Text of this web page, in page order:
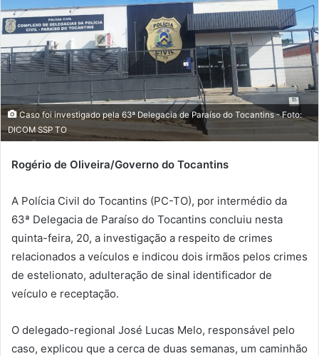
m
m
a
i
l
Caso foi investigado pela 63ª Delegacia de Paraíso do Tocantins - Foto:
DICOM SSP TO
Rogério de Oliveira/Governo do Tocantins
A Polícia Civil do Tocantins (PC-TO), por intermédio da
63ª Delegacia de Paraíso do Tocantins concluiu nesta
quinta-feira, 20, a investigação a respeito de crimes
relacionados a veículos e indicou dois irmãos pelos crimes
de estelionato, adulteração de sinal identificador de
veículo e receptação.
O delegado-regional José Lucas Melo, responsável pelo
caso, explicou que a cerca de duas semanas, um caminhão